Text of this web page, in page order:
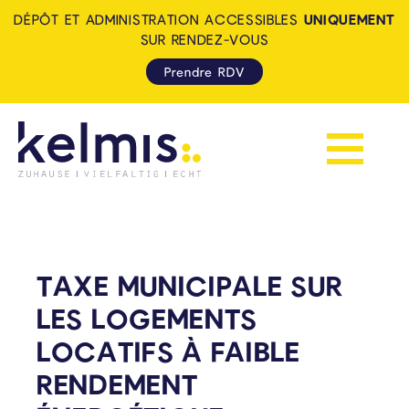
Afficher la
DÉPÔT ET ADMINISTRATION ACCESSIBLES UNIQUEMENT
SUR RENDEZ-VOUS
Prendre RDV
TAXE MUNICIPALE SUR
LES LOGEMENTS
LOCATIFS À FAIBLE
RENDEMENT